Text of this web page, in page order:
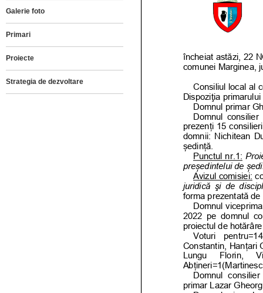
Galerie foto
Primari
Proiecte
Strategia de dezvoltare